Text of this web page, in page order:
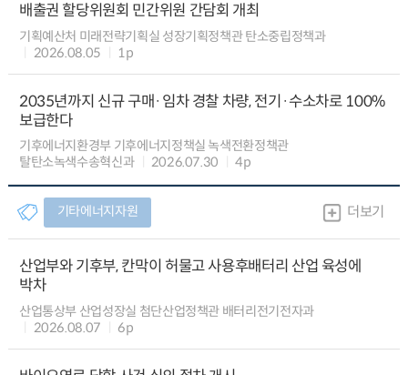
배출권 할당위원회 민간위원 간담회 개최
기획예산처 미래전략기획실 성장기획정책관 탄소중립정책과
2026.08.05
1p
2035년까지 신규 구매·임차 경찰 차량, 전기·수소차로 100%
보급한다
기후에너지환경부 기후에너지정책실 녹색전환정책관
탈탄소녹색수송혁신과
2026.07.30 4p
기타에너지자원 더보기
산업부와 기후부, 칸막이 허물고 사용후배터리 산업 육성에
박차
산업통상부 산업성장실 첨단산업정책관 배터리전기전자과
2026.08.07
6p